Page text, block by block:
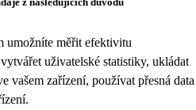
umožníte měřit efektivitu
uživatelské statistiky, ukládat
vašem zařízení, používat přesná data